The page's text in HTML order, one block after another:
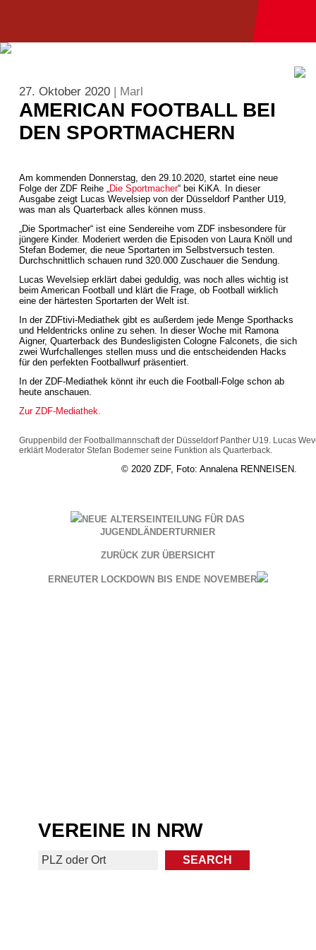
27. Oktober 2020 | Marl
AMERICAN FOOTBALL BEI
DEN SPORTMACHERN
Am kommenden Donnerstag, den 29.10.2020, startet eine neue
Folge der ZDF Reihe „Die Sportmacher“ bei KiKA. In dieser
Ausgabe zeigt Lucas Wevelsiep von der Düsseldorf Panther U19,
was man als Quarterback alles können muss.
„Die Sportmacher“ ist eine Sendereihe vom ZDF insbesondere für
jüngere Kinder. Moderiert werden die Episoden von Laura Knöll und
Stefan Bodemer, die neue Sportarten im Selbstversuch testen.
Durchschnittlich schauen rund 320.000 Zuschauer die Sendung.
Lucas Wevelsiep erklärt dabei geduldig, was noch alles wichtig ist
beim American Football und klärt die Frage, ob Football wirklich
eine der härtesten Sportarten der Welt ist.
In der ZDFtivi-Mediathek gibt es außerdem jede Menge Sporthacks
und Heldentricks online zu sehen. In dieser Woche mit Ramona
Aigner, Quarterback des Bundesligisten Cologne Falconets, die sich
zwei Wurfchallenges stellen muss und die entscheidenden Hacks
für den perfekten Footballwurf präsentiert.
In der ZDF-Mediathek könnt ihr euch die Football-Folge schon ab
heute anschauen.
Zur ZDF-Mediathek.
Gruppenbild der Footballmannschaft der Düsseldorf Panther U19. Lucas
erklärt Moderator Stefan Bodemer seine Funktion als Quarterback.
© 2020 ZDF, Foto: Annalena RENNEISEN.
NEUE ALTERSEINTEILUNG FÜR DAS
JUGENDLÄNDERTURNIER
ZURÜCK ZUR ÜBERSICHT
ERNEUTER LOCKDOWN BIS ENDE NOVEMBER
VEREINE IN NRW